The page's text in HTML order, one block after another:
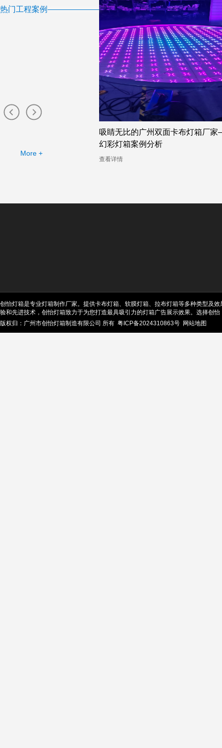
热门工程案例
More +
吸睛无比的广州双面卡布灯箱厂
幻彩灯箱案例分析
查看详情
创怡灯箱是专业灯箱制作厂家。提供卡布灯箱、软膜灯箱、拉布灯箱等多种类型及
验和先进技术，创怡灯箱致力于为您打造最具吸引力的灯箱广告展示效果。选择创怡
版权归：广州市创怡灯箱制造有限公司 所有 粤ICP备2024310863号 网站地图